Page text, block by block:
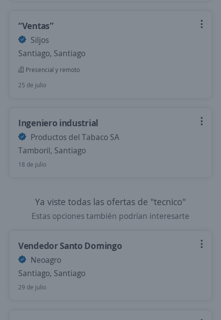
“Ventas”
Siljos
Santiago, Santiago
Presencial y remoto
25 de julio
Ingeniero industrial
Productos del Tabaco SA
Tamboril, Santiago
18 de julio
Ya viste todas las ofertas de "tecnico"
Estas opciones también podrían interesarte
Vendedor Santo Domingo
Neoagro
Santiago, Santiago
29 de julio